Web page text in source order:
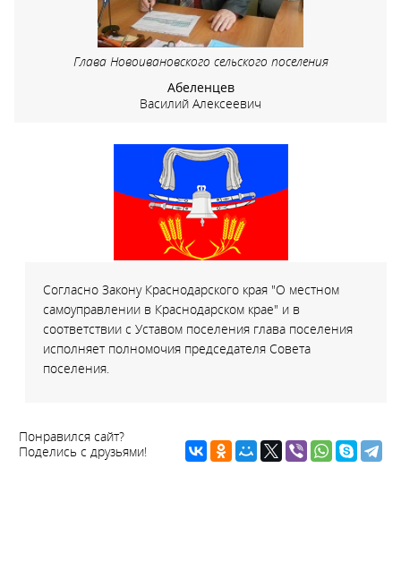
Глава Новоивановского сельского поселения
Абеленцев
Василий Алексеевич
Согласно Закону Краснодарского края "О местном
самоуправлении в Краснодарском крае" и в
соответствии с Уставом поселения глава поселения
исполняет полномочия председателя Совета
поселения.
Понравился сайт?
Поделись с друзьями!